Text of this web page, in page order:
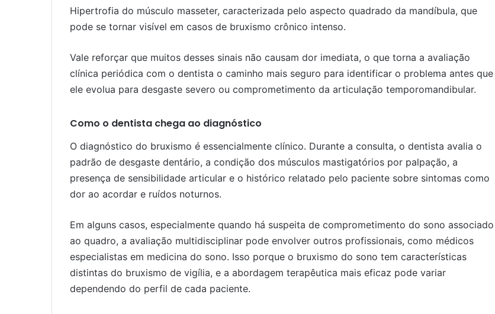
Hipertrofia do músculo masseter, caracterizada pelo aspecto quadrado da mandíbula, que
pode se tornar visível em casos de bruxismo crônico intenso.
Vale reforçar que muitos desses sinais não causam dor imediata, o que torna a avaliação
clínica periódica com o dentista o caminho mais seguro para identificar o problema antes que
ele evolua para desgaste severo ou comprometimento da articulação temporomandibular.
Como o dentista chega ao diagnóstico
O diagnóstico do bruxismo é essencialmente clínico. Durante a consulta, o dentista avalia o
padrão de desgaste dentário, a condição dos músculos mastigatórios por palpação, a
presença de sensibilidade articular e o histórico relatado pelo paciente sobre sintomas como
dor ao acordar e ruídos noturnos.
Em alguns casos, especialmente quando há suspeita de comprometimento do sono associado
ao quadro, a avaliação multidisciplinar pode envolver outros profissionais, como médicos
especialistas em medicina do sono. Isso porque o bruxismo do sono tem características
distintas do bruxismo de vigília, e a abordagem terapêutica mais eficaz pode variar
dependendo do perfil de cada paciente.